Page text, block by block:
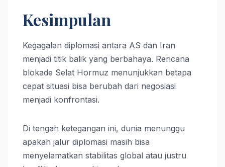
Kesimpulan
Kegagalan diplomasi antara AS dan Iran
menjadi titik balik yang berbahaya. Rencana
blokade Selat Hormuz menunjukkan betapa
cepat situasi bisa berubah dari negosiasi
menjadi konfrontasi.
Di tengah ketegangan ini, dunia menunggu
apakah jalur diplomasi masih bisa
menyelamatkan stabilitas global atau justru